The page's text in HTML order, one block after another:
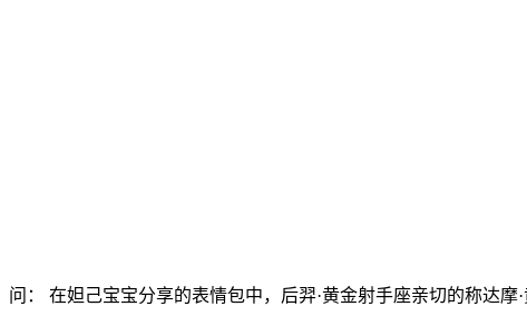
问： 在妲己宝宝分享的表情包中，后羿·黄金射手座亲切的称达摩·